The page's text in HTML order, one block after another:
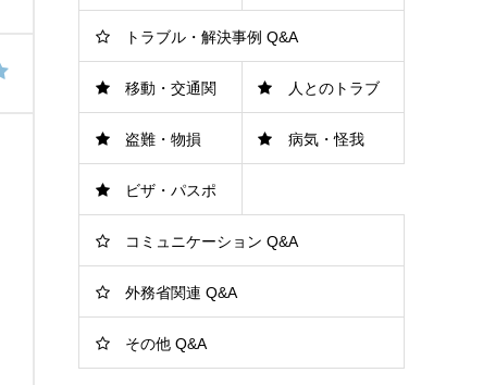
ート
トラブル・解決事例 Q&A
移動・交通関
連
人とのトラブ
ル
盗難・物損 病気・怪我
ビザ・パスポ
ート
コミュニケーション Q&A
外務省関連 Q&A
その他 Q&A